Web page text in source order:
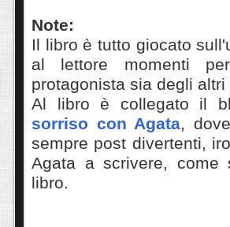
Note:
Il libro è tutto giocato
al lettore momenti
protagonista sia degli
Al libro è collegato il
sorriso con Agata,
sempre post divertenti,
Agata a scrivere,
libro.